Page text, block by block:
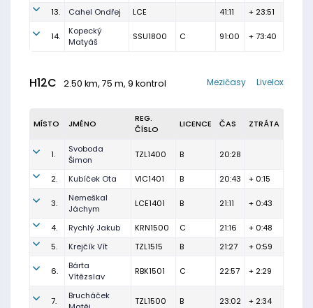
13.
Cahel Ondřej LCE 41:11 + 23:51
14.
Kopecký
Matyáš
SSU1800 C 91:00 + 73:40
H12C 2.50 km, 75 m, 9 kontrol Livelox
Mezičasy
MÍSTO JMÉNO
REG.
ČÍSLO
LICENCE ČAS ZTRÁTA
1.
Svoboda
Šimon
TZL1400 B 20:28
2. Kubíček Ota VIC1401 B 20:43 + 0:15
3.
Nemeškal
Jáchym
LCE1401 B 21:11 + 0:43
4. Rychlý Jakub KRN1500 C 21:16
+ 0:48
5.
Krejčík Vít TZL1515 B 21:27 + 0:59
6.
Bárta
Vítězslav
RBK1501 C 22:57 + 2:29
7.
Brucháček
TZL1500 B 23:02 + 2:34